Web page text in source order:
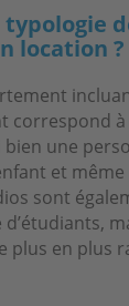
location ?
correspond
une
et
sont
plus en plus